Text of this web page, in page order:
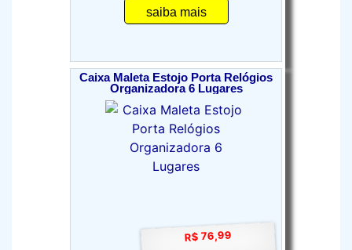
saiba mais
Caixa Maleta Estojo Porta Relógios
Organizadora 6 Lugares
R$ 76,99